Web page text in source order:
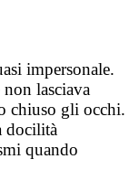
impersonale.
lasciava
chiuso gli occhi.
docilità
quando